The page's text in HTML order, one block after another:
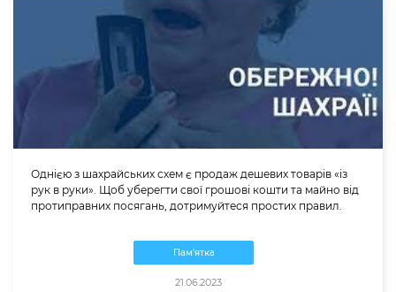
Однією з шахрайських схем є продаж дешевих товарів «із
рук в руки». Щоб уберегти свої грошові кошти та майно від
протиправних посягань, дотримуйтеся простих правил.
Пам'ятка
21.06.2023